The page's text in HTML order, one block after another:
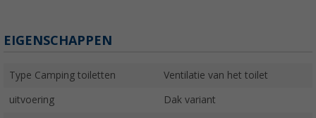
EIGENSCHAPPEN
Type Camping toiletten Ventilatie van het toilet
uitvoering Dak variant